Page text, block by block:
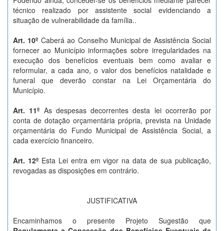
técnico realizado por assistente social evidenciando a
situação de vulnerabilidade da família..
Art. 10º Caberá ao Conselho Municipal de Assistência Social
fornecer ao Município informações sobre irregularidades na
execução dos benefícios eventuais bem como avaliar e
reformular, a cada ano, o valor dos benefícios natalidade e
funeral que deverão constar na Lei Orçamentária do
Município.
Art. 11º As despesas decorrentes desta lei ocorrerão por
conta de dotação orçamentária própria, prevista na Unidade
orçamentária do Fundo Municipal de Assistência Social, a
cada exercício financeiro.
Art. 12ºEsta Lei entra em vigor na data de sua publicação,
revogadas as disposições em contrário.
JUSTIFICATIVA
Encaminhamos o presente Projeto Sugestão que